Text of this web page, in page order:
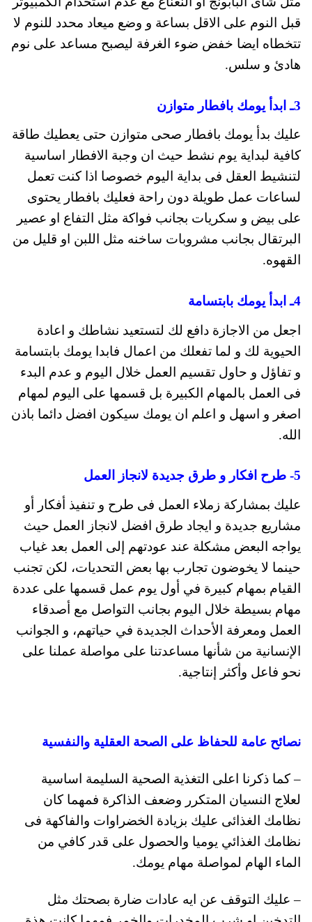
قبل النوم على الاقل بساعة و وضع ميعاد محدد للنوم لا
تتخطاه ايضا خفض ضوء الغرفة ليصبح مساعد على نوم
هادئ و سلس.
3ـ ابدأ يومك بافطار متوازن
عليك بدأ يومك بافطار صحى متوازن حتى يعطيك طاقة
كافية لبداية يوم نشط حيث ان وجبة الافطار اساسية
لتنشيط العقل فى بداية اليوم خصوصا اذا كنت تعمل
لساعات عمل طويلة دون راحة فعليك بافطار يحتوى
على بيض و سكريات بجانب فواكة مثل التفاع او عصير
البرتقال بجانب مشروبات ساخنه مثل اللبن او قليل من
القهوه.
4ـ ابدأ يومك بابتسامة
اجعل من الاجازة دافع لك لتستعيد نشاطك و اعادة
الحيوية لك و لما تفعلك من اعمال فابدا يومك بابتسامة
و تفاؤل و حاول تقسيم العمل خلال اليوم و عدم البدء
فى العمل بالمهام الكبيرة بل قسمها على اليوم لمهام
اصغر و اسهل و اعلم ان يومك سيكون افضل دائما باذن
الله.
5- طرح افكار و طرق
جديدة لانجاز العمل
عليك بمشاركة زملاء العمل فى طرح و تنفيذ أفكار أو
مشاريع جديدة و ايجاد طرق افضل لانجاز العمل حيث
يواجه البعض مشكلة عند عودتهم إلى العمل بعد غياب
حينما لا يخوضون تجارب بها بعض التحديات، لكن تجنب
القيام بمهام كبيرة في أول يوم عمل قسمها على عددة
مهام بسيطة خلال اليوم بجانب التواصل مع أصدقاء
العمل ومعرفة الأحداث الجديدة في حياتهم، و الجوانب
الإنسانية من شأنها مساعدتنا على مواصلة عملنا على
نحو فاعل وأكثر إنتاجية.
نصائح عامة للحفاظ على الصحة العقلية والنفسية
– كما ذكرنا اعلى التغذية الصحية السليمة اساسية
لعلاج النسيان المتكرر وضعف الذاكرة فمهما كان
نظامك الغذائى عليك بزيادة الخضراوات والفاكهة فى
نظامك الغذائي يوميا والحصول على قدر كافي من
الماء الهام لمواصلة مهام يومك.
– عليك التوقف عن ايه عادات ضارة بصحتك مثل